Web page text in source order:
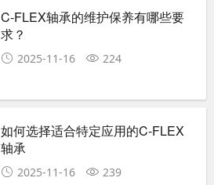
C-FLEX轴承的维护保养有哪些要
求？
2025-11-16 224
如何选择适合特定应用的C-FLEX
轴承
2025-11-16 239